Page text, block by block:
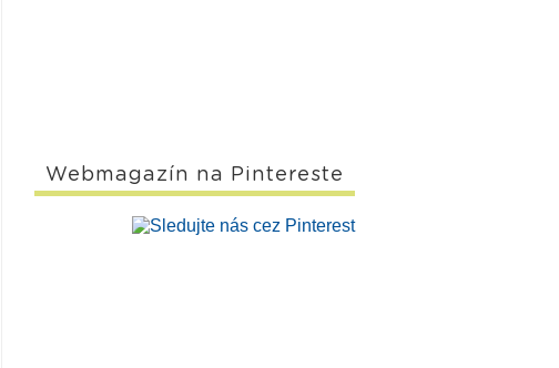
Webmagazín na Pintereste